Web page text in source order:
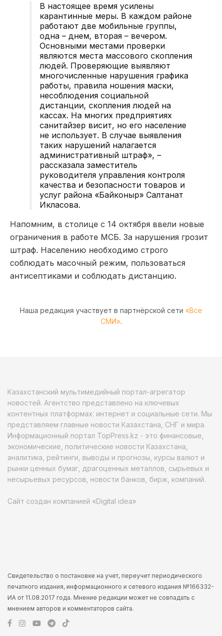
В настоящее время усилены
карантинные меры. В каждом районе
работают две мобильные группы,
одна – днем, вторая – вечером.
Основными местами проверки
являются места массового скопления
людей. Проверяющие выявляют
многочисленные нарушения графика
работы, правила ношения маски,
несоблюдения социальной
дистанции, скопления людей на
кассах. На многих предприятиях
санитайзер висит, но его население
не использует. В случае выявления
таких нарушений налагается
административный штраф», –
рассказала заместитель
руководителя управления контроля
качества и безопасности товаров и
услуг района «Байконыр» Салтанат
Икласова.
Напомним, в столице с 14 октября ввели новые
ограничения в работе МСБ. За нарушения грозит
штраф. Населению необходимо строго
соблюдать масочный режим, пользоваться
антисептиками и соблюдать дистанцию.
Наша редакция участвует в партнёрской сети «Все
СМИ».
Казахстанский мультимедийный портал-агрегатор
новостей. Агентство представлено на ключевых
контентных платформах: интернет и социальные сети. Мы
представляем главные новости Казахстана, СНГ и мира.
Информационный портал TopPress.kz - это финансовые,
экономические, политические новости Казахстана,
аналитика, рейтинги, выводы и прогнозы, курсы валют и
рынки ценных бумаг, драгоценных металлов, сырьевых и
несырьевых ресурсов, новости банков, бирж, компаний.
Сайт создан компанией «Digital idea»
Свидетельство о постановке на учет, переучет периодического
печатного издания, информационного и сетевого издания №166332-
ИА от 11.08.2017 года. Мнение редакции может не совпадать с
мнением авторов и комментаторов сайта.